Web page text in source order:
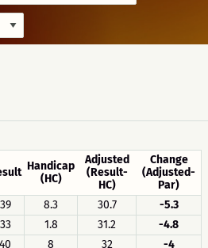
Handicap
(HC)
Adjusted
(Result-
HC)
Change
(Adjusted-
Par)
39 8.3 30.7
-5.3
33 1.8 31.2
-4.8
40 8 32
-4